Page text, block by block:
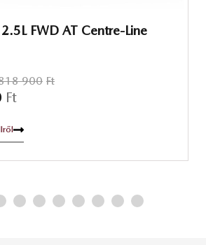
FWD AT Centre-Line
900 Ft
Ft